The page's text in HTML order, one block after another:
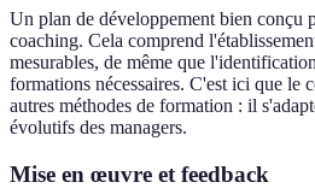
Un plan de développement bien conçu
coaching. Cela comprend
mesurables, de même que
formations nécessaires. C'est ici que le
autres méthodes de formation : il
évolutifs des managers.
Mise en œuvre et feedback